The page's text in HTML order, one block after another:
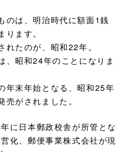
のは、明治時代に額面1銭
ります。
れたのが、昭和22年。
、昭和24年のことになりま
年末年始となる、昭和25年
がされました。
に日本郵政校舎が所管とな
化、郵便事業株式会社が現